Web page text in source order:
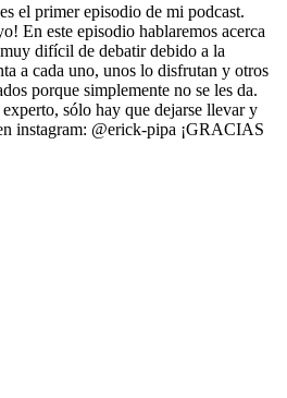
el primer episodio de mi podcast.
En este episodio hablaremos acerca
difícil de debatir debido a la
a cada uno, unos lo disfrutan y otros
porque simplemente no se les da.
sólo hay que dejarse llevar y
instagram: @erick-pipa ¡GRACIAS